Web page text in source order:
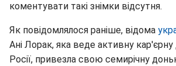
коментувати такі знімки відсутня.
Як повідомлялося раніше, відома
Ані Лорак, яка веде активну кар'єрну
Росії, привезла свою семирічну